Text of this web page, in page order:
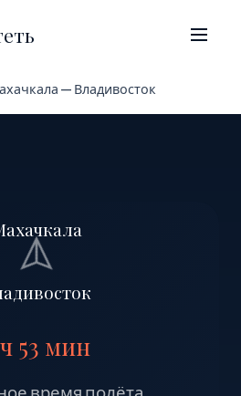
— Владивосток
53 мин